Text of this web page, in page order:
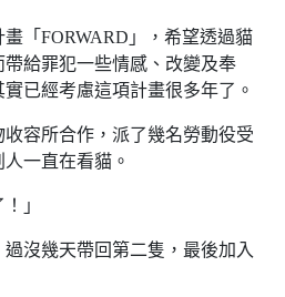
「FORWARD」，希望透過貓
給罪犯一些情感、改變及奉
已經考慮這項計畫很多年了。
容所合作，派了幾名勞動役受
一直在看貓。
」
沒幾天帶回第二隻，最後加入